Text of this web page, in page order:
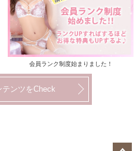
会員ランク制度始まりました！
ンツをCheck